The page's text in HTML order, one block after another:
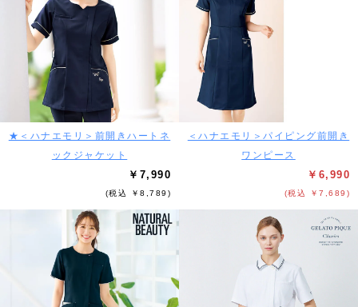
★＜ハナエモリ＞前開きハートネ
ックジャケット
￥7,990
(税込 ￥8,789)
＜ハナエモリ＞パイピング前開き
ワンピース
￥6,990
(税込 ￥7,689)